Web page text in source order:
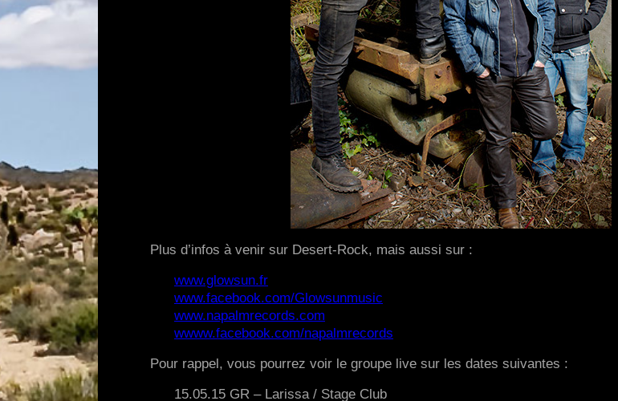
Plus d’infos à venir sur Desert-Rock, mais aussi sur :
www.glowsun.fr
www.facebook.com/Glowsunmusic
www.napalmrecords.com
wwww.facebook.com/napalmrecords
Pour rappel, vous pourrez voir le groupe live sur les dates suivantes :
15.05.15 GR – Larissa / Stage Club